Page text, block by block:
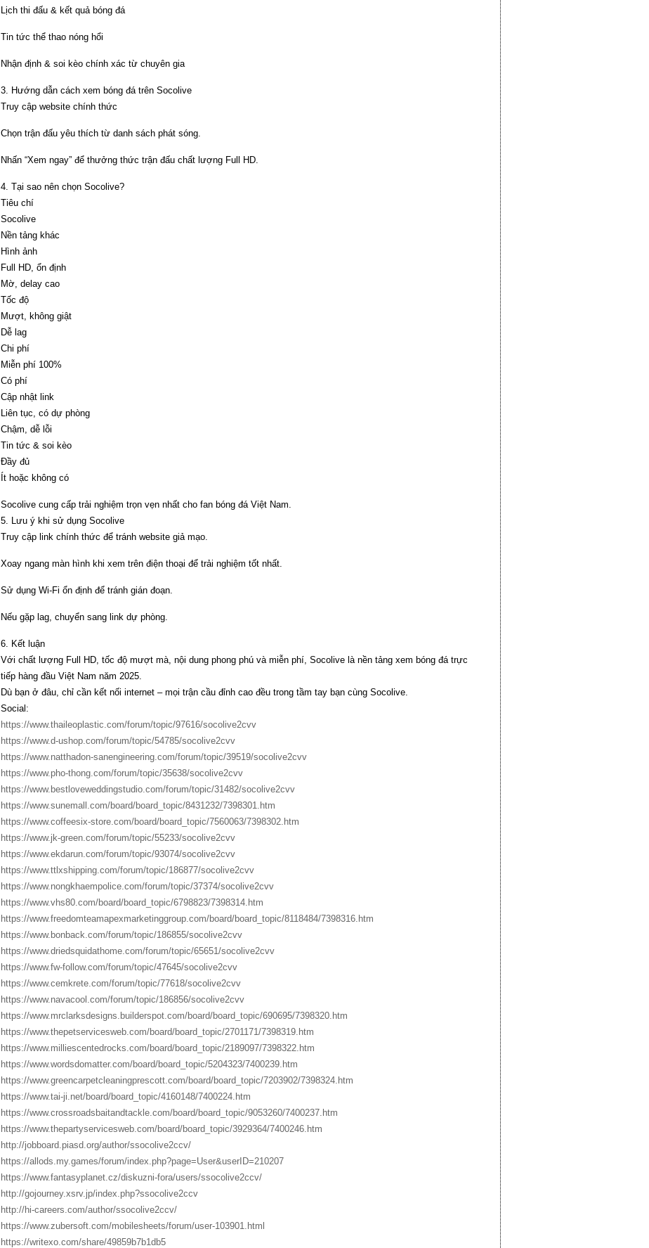
Lịch thi đấu & kết quả bóng đá
Tin tức thể thao nóng hổi
Nhận định & soi kèo chính xác từ chuyên gia
3. Hướng dẫn cách xem bóng đá trên Socolive
Truy cập website chính thức
Chọn trận đấu yêu thích từ danh sách phát sóng.
Nhấn “Xem ngay” để thưởng thức trận đấu chất lượng Full HD.
4. Tại sao nên chọn Socolive?
Tiêu chí
Socolive
Nền tảng khác
Hình ảnh
Full HD, ổn định
Mờ, delay cao
Tốc độ
Mượt, không giật
Dễ lag
Chi phí
Miễn phí 100%
Có phí
Cập nhật link
Liên tục, có dự phòng
Chậm, dễ lỗi
Tin tức & soi kèo
Đầy đủ
Ít hoặc không có
Socolive cung cấp trải nghiệm trọn vẹn nhất cho fan bóng đá Việt Nam.
5. Lưu ý khi sử dụng Socolive
Truy cập link chính thức để tránh website giả mạo.
Xoay ngang màn hình khi xem trên điện thoại để trải nghiệm tốt nhất.
Sử dụng Wi-Fi ổn định để tránh gián đoạn.
Nếu gặp lag, chuyển sang link dự phòng.
6. Kết luận
Với chất lượng Full HD, tốc độ mượt mà, nội dung phong phú và miễn phí, Socolive là nền tảng xem bóng đá trực
tiếp hàng đầu Việt Nam năm 2025.
Dù bạn ở đâu, chỉ cần kết nối internet – mọi trận cầu đỉnh cao đều trong tầm tay bạn cùng Socolive.
Social:
https://www.thaileoplastic.com/forum/topic/97616/socolive2cvv
https://www.d-ushop.com/forum/topic/54785/socolive2cvv
https://www.natthadon-sanengineering.com/forum/topic/39519/socolive2cvv
https://www.pho-thong.com/forum/topic/35638/socolive2cvv
https://www.bestloveweddingstudio.com/forum/topic/31482/socolive2cvv
https://www.sunemall.com/board/board_topic/8431232/7398301.htm
https://www.coffeesix-store.com/board/board_topic/7560063/7398302.htm
https://www.jk-green.com/forum/topic/55233/socolive2cvv
https://www.ekdarun.com/forum/topic/93074/socolive2cvv
https://www.ttlxshipping.com/forum/topic/186877/socolive2cvv
https://www.nongkhaempolice.com/forum/topic/37374/socolive2cvv
https://www.vhs80.com/board/board_topic/6798823/7398314.htm
https://www.freedomteamapexmarketinggroup.com/board/board_topic/8118484/7398316.htm
https://www.bonback.com/forum/topic/186855/socolive2cvv
https://www.driedsquidathome.com/forum/topic/65651/socolive2cvv
https://www.fw-follow.com/forum/topic/47645/socolive2cvv
https://www.cemkrete.com/forum/topic/77618/socolive2cvv
https://www.navacool.com/forum/topic/186856/socolive2cvv
https://www.mrclarksdesigns.builderspot.com/board/board_topic/690695/7398320.htm
https://www.thepetservicesweb.com/board/board_topic/2701171/7398319.htm
https://www.milliescentedrocks.com/board/board_topic/2189097/7398322.htm
https://www.wordsdomatter.com/board/board_topic/5204323/7400239.htm
https://www.greencarpetcleaningprescott.com/board/board_topic/7203902/7398324.htm
https://www.tai-ji.net/board/board_topic/4160148/7400224.htm
https://www.crossroadsbaitandtackle.com/board/board_topic/9053260/7400237.htm
https://www.thepartyservicesweb.com/board/board_topic/3929364/7400246.htm
http://jobboard.piasd.org/author/ssocolive2ccv/
https://allods.my.games/forum/index.php?page=User&userID=210207
https://www.fantasyplanet.cz/diskuzni-fora/users/ssocolive2ccv/
http://gojourney.xsrv.jp/index.php?ssocolive2ccv
http://hi-careers.com/author/ssocolive2ccv/
https://www.zubersoft.com/mobilesheets/forum/user-103901.html
https://writexo.com/share/49859b7b1db5